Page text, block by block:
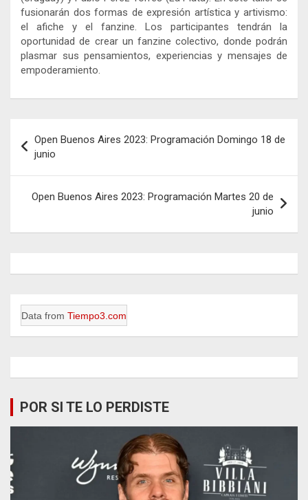
fusionarán dos formas de expresión artística y artivismo:
el afiche y el fanzine. Los participantes tendrán la
oportunidad de crear un fanzine colectivo, donde podrán
plasmar sus pensamientos, experiencias y mensajes de
empoderamiento.
de
entradas
Open Buenos Aires 2023: Programación Domingo 18 de
junio
Open Buenos Aires 2023: Programación Martes 20 de
junio
Data from Tiempo3.com
POR SI TE LO PERDISTE